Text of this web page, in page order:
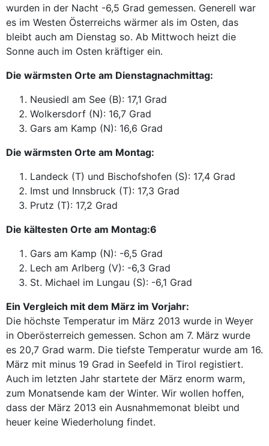
wurden in der Nacht -6,5 Grad gemessen. Generell war
es im Westen Österreichs wärmer als im Osten, das
bleibt auch am Dienstag so. Ab Mittwoch heizt die
Sonne auch im Osten kräftiger ein.
Die wärmsten Orte am Dienstagnachmittag:
Neusiedl am See (B): 17,1 Grad
Wolkersdorf (N): 16,7 Grad
Gars am Kamp (N): 16,6 Grad
Die wärmsten Orte am Montag:
Landeck (T) und Bischofshofen (S): 17,4 Grad
Imst und Innsbruck (T): 17,3 Grad
Prutz (T): 17,2 Grad
Die kältesten Orte am Montag:6
Gars am Kamp (N): -6,5 Grad
Lech am Arlberg (V): -6,3 Grad
St. Michael im Lungau (S): -6,1 Grad
Ein Vergleich mit dem März im Vorjahr:
Die höchste Temperatur im März 2013 wurde in Weyer
in Oberösterreich gemessen. Schon am 7. März wurde
es 20,7 Grad warm. Die tiefste Temperatur wurde am 16.
März mit minus 19 Grad in Seefeld in Tirol registiert.
Auch im letzten Jahr startete der März enorm warm,
zum Monatsende kam der Winter. Wir wollen hoffen,
dass der März 2013 ein Ausnahmemonat bleibt und
heuer keine Wiederholung findet.